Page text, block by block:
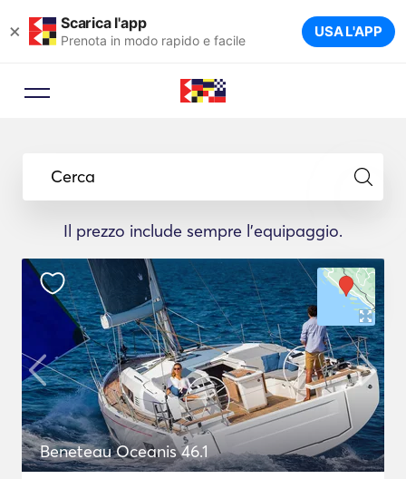
× Scarica l'app
Prenota in modo rapido e facile USA L'APP
Cerca
Il prezzo include sempre l'equipaggio.
Beneteau Oceanis 46.1